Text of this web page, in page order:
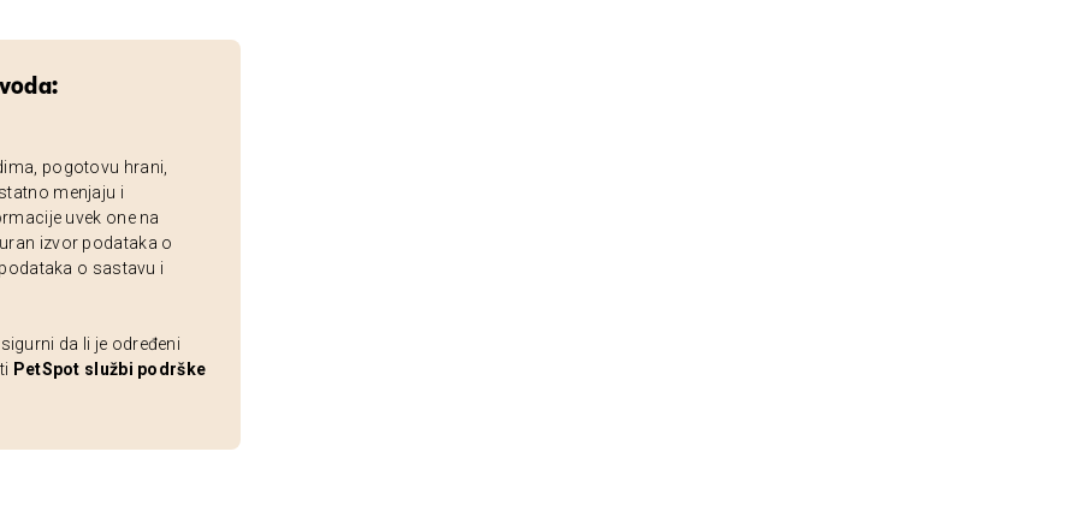
pogotovu hrani,
menjaju i
uvek one na
izvor podataka o
o sastavu i
da li je određeni
PetSpot službi podrške